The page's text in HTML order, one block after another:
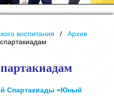
воспитания
Архив
Спартакиады «Юный